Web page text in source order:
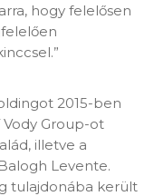
hogy felelősen
2015-ben
Group-ot
illetve a
Levente.
tulajdonába került